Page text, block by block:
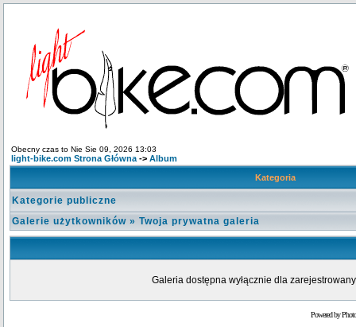
Obecny czas to Nie Sie 09, 2026 13:03
light-bike.com Strona Główna -> Album
Kategoria
Kategorie publiczne
Galerie użytkowników » Twoja prywatna galeria
Galeria dostępna wyłącznie dla
Powered by